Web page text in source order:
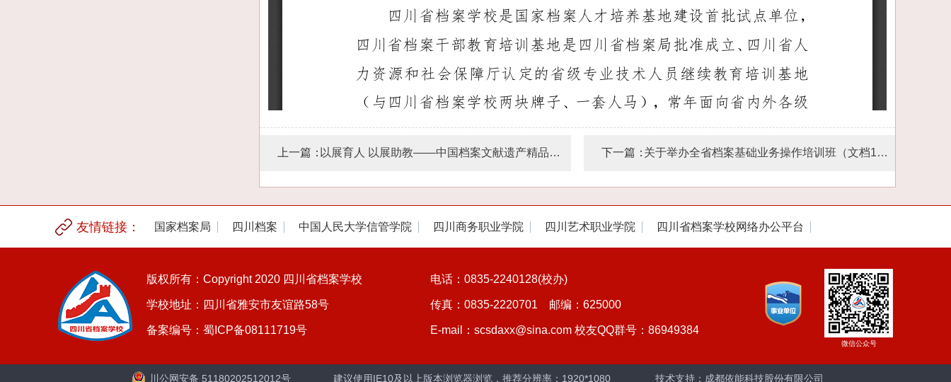
上一篇： 以展育人 以展助教——中国档案文献遗产精品展在四川省档案学校隆重开展 下一篇： 关于举办全省档案基础业务操作培训班（文档1期）的通知
友情链接： 国家档案局 四川档案 中国人民大学信管学院 四川商务职业学院 四川艺术职业学院 四川省档案学校网络办公平台
版权所有：Copyright 2020 四川省档案学校
学校地址：四川省雅安市友谊路58号
备案编号：蜀ICP备08111719号
电话：0835-2240128(校办)
传真：0835-2220701 邮编：625000
E-mail：scsdaxx@sina.com 校友QQ群号：86949384
川公网安备 51180202512012号 建议使用IE10及以上版本浏览器浏览，推荐分辨率：1920*1080 技术支持：成都依能科技股份有限公司